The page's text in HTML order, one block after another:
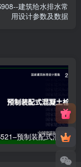
建筑给水排水常
用设计参数及数据